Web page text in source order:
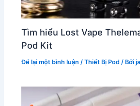
Tìm hiểu Lost Vape
Pod Kit
Để lại một bình luận /Thiết Bị Pod / Bởi